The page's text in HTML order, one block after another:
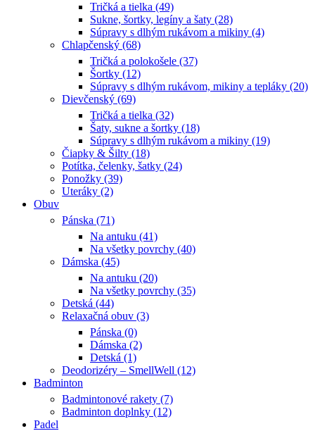
Tričká a tielka (49)
Sukne, šortky, legíny a šaty (28)
Súpravy s dlhým rukávom a mikiny (4)
Chlapčenský (68)
Tričká a polokošele (37)
Šortky (12)
Súpravy s dlhým rukávom, mikiny a tepláky (20)
Dievčenský (69)
Tričká a tielka (32)
Šaty, sukne a šortky (18)
Súpravy s dlhým rukávom a mikiny (19)
Čiapky & Šilty (18)
Potítka, čelenky, šatky (24)
Ponožky (39)
Uteráky (2)
Obuv
Pánska (71)
Na antuku (41)
Na všetky povrchy (40)
Dámska (45)
Na antuku (20)
Na všetky povrchy (35)
Detská (44)
Relaxačná obuv (3)
Pánska (0)
Dámska (2)
Detská (1)
Deodorizéry – SmellWell (12)
Badminton
Badmintonové rakety (7)
Badminton doplnky (12)
Padel